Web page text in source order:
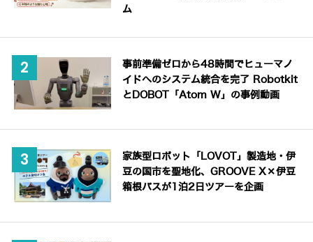
ム
事前準備ゼロから48時間でヒューマノ
イドへのシステム統合を完了 Robotkit
とDOBOT「Atom W」の事例動画
家族型ロボット「LOVOT」製造地・伊
豆の国市を聖地化、GROOVE X×伊豆
箱根バスが1泊2日ツアーを企画